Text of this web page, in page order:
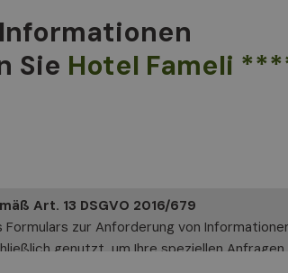
Sie Hotel Fameli
Art. 13 DSGVO 2016/679
Formulars zur Anforderung von
genutzt, um Ihre speziellen